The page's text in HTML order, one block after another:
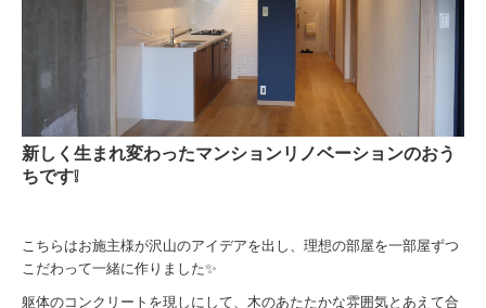
新しく生まれ変わったマンションリノベーションのおう
ちです❕
こちらはお施主様が沢山のアイデアを出し、理想の部屋を一部屋ずつ
こだわって一緒に作りました✨
躯体のコンクリートを現しにして、木のあたたかな雰囲気とあえて合